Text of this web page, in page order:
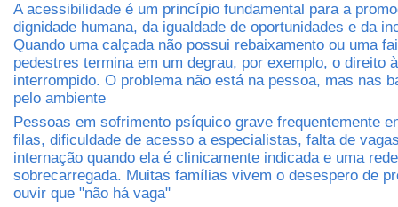
A acessibilidade é um princípio fundamental para a
dignidade humana, da igualdade de oportunidades e da
Quando uma calçada não possui rebaixamento ou uma
pedestres termina em um degrau, por exemplo, o direito
interrompido. O problema não está na pessoa, mas nas
pelo ambiente
Pessoas em sofrimento psíquico grave frequentemente
filas, dificuldade de acesso a especialistas, falta de
internação quando ela é clinicamente indicada e uma rede
sobrecarregada. Muitas famílias vivem o desespero de
ouvir que "não há vaga"